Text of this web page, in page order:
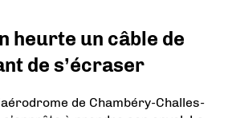
heurte un câble de
de s’écraser
de Chambéry-Challes-